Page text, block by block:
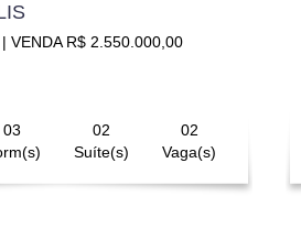
VENDA R$ 2.550.000,00
03
02
Suíte(s)
02
Vaga(s)